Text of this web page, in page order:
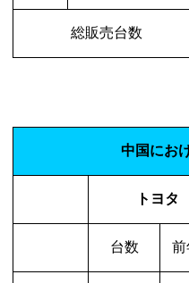
総販売台数
中国にお
トヨタ
台数 前